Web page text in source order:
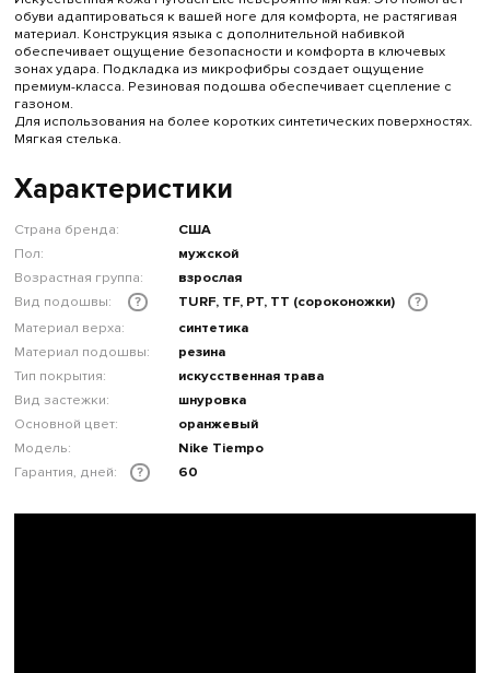
обуви адаптироваться к вашей ноге для комфорта, не растягивая
материал. Конструкция языка с дополнительной набивкой
обеспечивает ощущение безопасности и комфорта в ключевых
зонах удара. Подкладка из микрофибры создает ощущение
премиум-класса. Резиновая подошва обеспечивает сцепление с
газоном.
Для использования на более коротких синтетических поверхностях.
Мягкая стелька.
Характеристики
Страна бренда:
США
Пол:
мужской
Возрастная группа:
взрослая
Вид подошвы:
? TURF, TF, PT, TT (сороконожки)
?
Материал верха:
синтетика
Материал подошвы:
резина
Тип покрытия:
искусственная трава
Вид застежки:
шнуровка
Основной цвет:
оранжевый
Модель:
Nike Tiempo
Гарантия, дней:
? 60